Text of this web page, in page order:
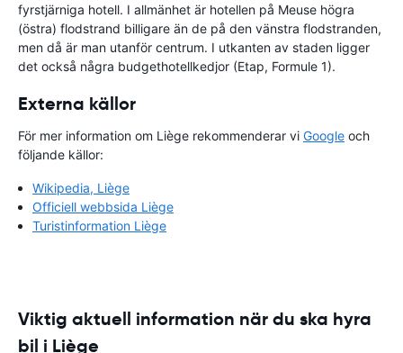
fyrstjärniga hotell. I allmänhet är hotellen på Meuse högra
(östra) flodstrand billigare än de på den vänstra flodstranden,
men då är man utanför centrum. I utkanten av staden ligger
det också några budgethotellkedjor (Etap, Formule 1).
Externa källor
För mer information om Liège rekommenderar vi Google och
följande källor:
Wikipedia, Liège
Officiell webbsida Liège
Turistinformation Liège
Viktig aktuell information när du ska hyra
bil i Liège